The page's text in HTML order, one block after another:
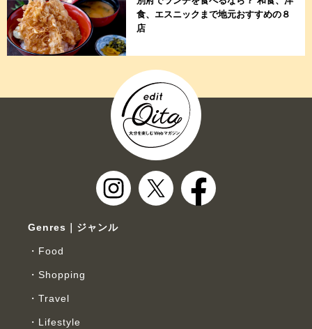
食、エスニックまで地元おすすめの８
店
Genres｜ジャンル
Food
Shopping
Travel
Lifestyle